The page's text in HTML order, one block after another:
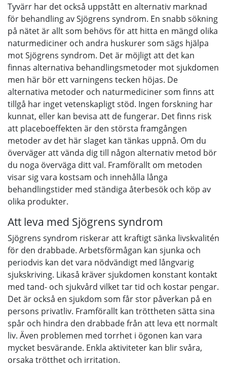
Tyvärr har det också uppstått en alternativ marknad
för behandling av Sjögrens syndrom. En snabb sökning
på nätet är allt som behövs för att hitta en mängd olika
naturmediciner och andra huskurer som sägs hjälpa
mot Sjögrens syndrom. Det är möjligt att det kan
finnas alternativa behandlingsmetoder mot sjukdomen
men här bör ett varningens tecken höjas. De
alternativa metoder och naturmediciner som finns att
tillgå har inget vetenskapligt stöd. Ingen forskning har
kunnat, eller kan bevisa att de fungerar. Det finns risk
att placeboeffekten är den största framgången
metoder av det här slaget kan tänkas uppnå. Om du
överväger att vända dig till någon alternativ metod bör
du noga överväga ditt val. Framförallt om metoden
visar sig vara kostsam och innehålla långa
behandlingstider med ständiga återbesök och köp av
olika produkter.
Att leva med Sjögrens syndrom
Sjögrens syndrom riskerar att kraftigt sänka livskvalitén
för den drabbade. Arbetsförmågan kan sjunka och
periodvis kan det vara nödvändigt med långvarig
sjukskriving. Likaså kräver sjukdomen konstant kontakt
med tand- och sjukvård vilket tar tid och kostar pengar.
Det är också en sjukdom som får stor påverkan på en
persons privatliv. Framförallt kan tröttheten sätta sina
spår och hindra den drabbade från att leva ett normalt
liv. Även problemen med torrhet i ögonen kan vara
mycket besvärande. Enkla aktiviteter kan blir svåra,
orsaka trötthet och irritation.